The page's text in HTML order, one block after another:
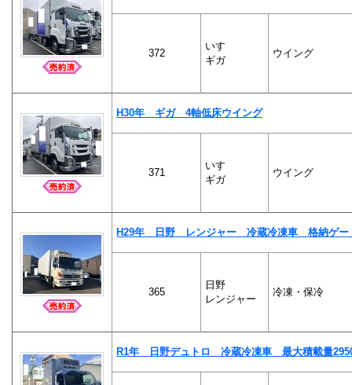
372
いすゞ
ギガ
ウイング
H30年 ギガ 4軸低床ウイング
371
いすゞ
ギガ
ウイング
H29年 日野 レンジャー 冷蔵冷凍車 格納ゲ
365
日野
レンジャー
冷凍・保冷
R1年 日野デュトロ 冷蔵冷凍車 最大積載量